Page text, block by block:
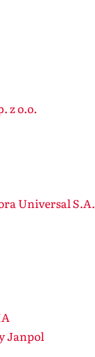
z o.o.
Universal S.A.
Janpol